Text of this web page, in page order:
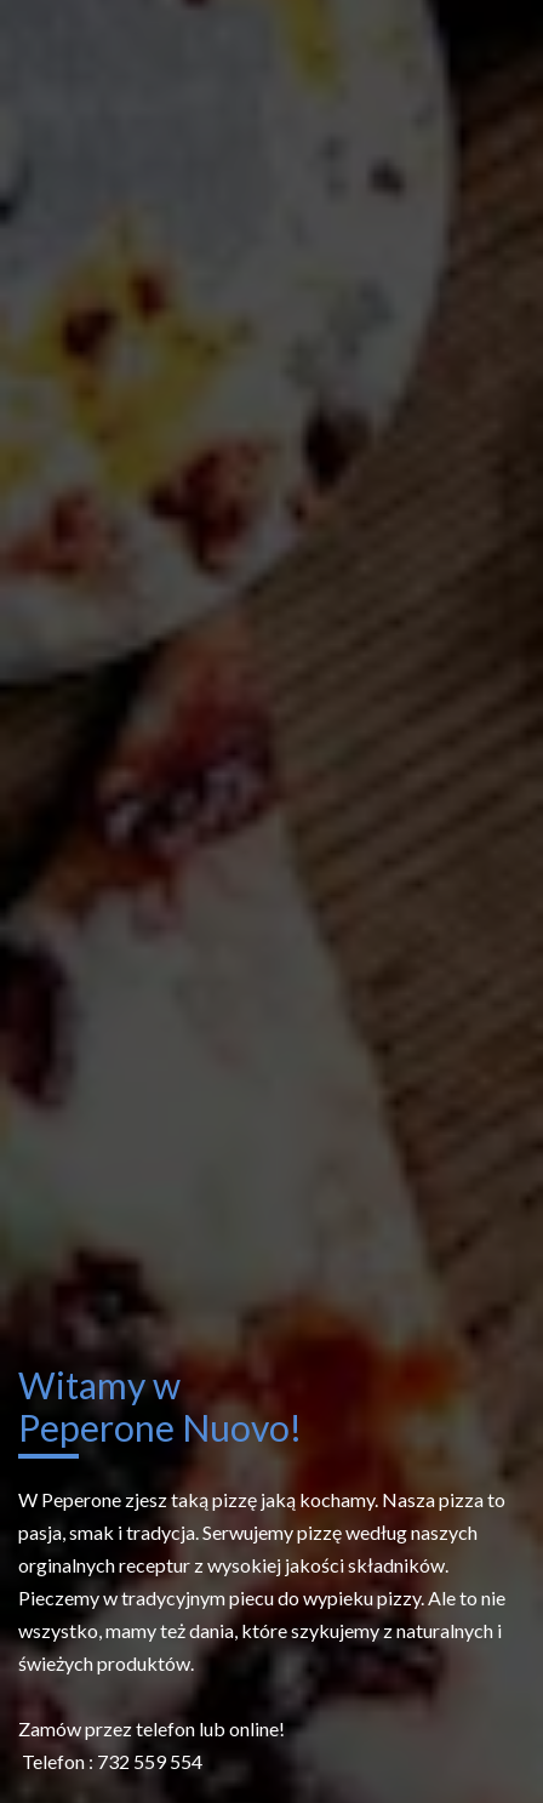
Witamy w
Peperone Nuovo!
W Peperone zjesz taką pizzę jaką kochamy. Nasza pizza to
pasja, smak i tradycja. Serwujemy pizzę według naszych
orginalnych receptur z wysokiej jakości składników.
Pieczemy w tradycyjnym piecu do wypieku pizzy. Ale to nie
wszystko, mamy też dania, które szykujemy z naturalnych i
świeżych produktów.
Zamów przez telefon lub online!
Telefon : 732 559 554